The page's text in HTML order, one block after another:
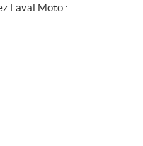
Laval Moto :